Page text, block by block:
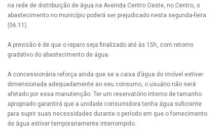
na rede de distribuição de água na Avenida Centro Oeste, no Centro, o
abastecimento no município poderá ser prejudicado nesta segunda-feira
(06.11).
A previsão é de que o reparo seja finalizado até às 15h, com retorno
gradativo do abastecimento de água.
A concessionária reforça ainda que se a caixa d’água do imóvel estiver
dimensionada adequadamente ao seu consumo, o usuário não será
afetado por essa manutenção. Ter um reservatório interno de tamanho
apropriado garantirá que a unidade consumidora tenha água suficiente
para suprir suas necessidades durante o período em que o fornecimento
de água estiver temporariamente interrompido.